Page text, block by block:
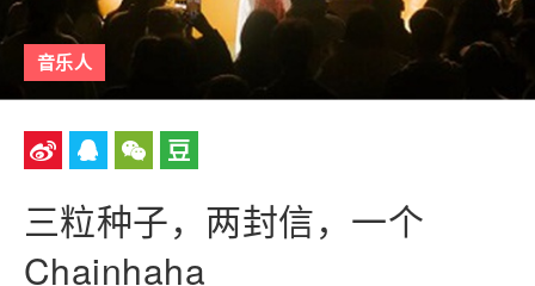
音乐人
三粒种子，两封信，一个
Chainhaha